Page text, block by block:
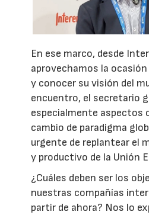
En ese marco, desde
aprovechamos la
y conocer su visión del
encuentro, el secretario
especialmente aspectos
cambio de paradigma
urgente de replantear el
y productivo de la Unión
¿Cuáles deben ser los
nuestras compañías
partir de ahora? Nos lo